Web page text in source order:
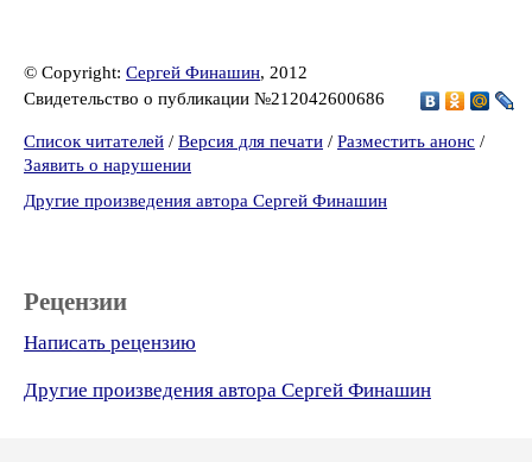
© Copyright: Сергей Финашин, 2012
Свидетельство о публикации №212042600686
Список читателей / Версия для печати / Разместить анонс /
Заявить о нарушении
Другие произведения автора Сергей Финашин
Рецензии
Написать рецензию
Другие произведения автора Сергей Финашин